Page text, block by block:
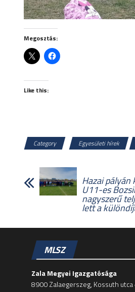
Megosztás:
Like this:
Category Egyesületi hírek
Hazai pályán
U11-es
nagyszerű
lett a
MLSZ
Zala Megyei Igazgatósága
8900 Zalaegerszeg, Kossuth